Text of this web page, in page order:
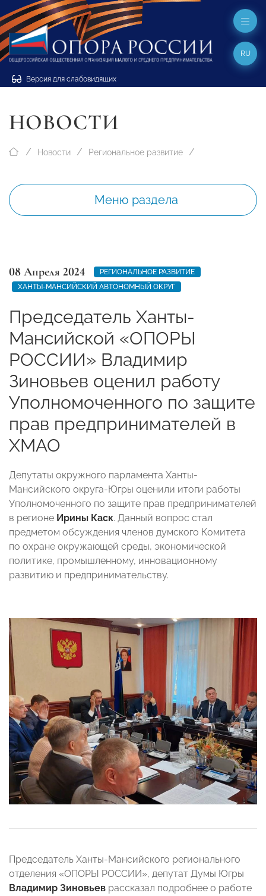
Версия для слабовидящих
RU
НОВОСТИ
Новости Региональное развитие
Меню раздела
08 Апреля 2024
РЕГИОНАЛЬНОЕ РАЗВИТИЕ
ХАНТЫ-МАНСИЙСКИЙ АВТОНОМНЫЙ ОКРУГ
Председатель Ханты-
Мансийской «ОПОРЫ
РОССИИ» Владимир
Зиновьев оценил работу
Уполномоченного по защите
прав предпринимателей в
ХМАО
Депутаты окружного парламента Ханты-
Мансийского округа-Югры оценили итоги работы
Уполномоченного по защите прав предпринимателей
в регионе Ирины Каск. Данный вопрос стал
предметом обсуждения членов думского Комитета
по охране окружающей среды, экономической
политике, промышленному, инновационному
развитию и предпринимательству.
Председатель Ханты-Мансийского регионального
отделения «ОПОРЫ РОССИИ», депутат Думы Югры
Владимир Зиновьев рассказал подробнее о работе